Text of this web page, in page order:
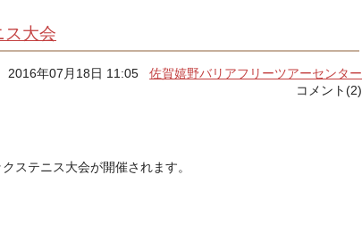
ス大会
2016年07月18日 11:05佐賀嬉野バリアフリーツアーセンター
コメント(2)
ステニス大会が開催されます。